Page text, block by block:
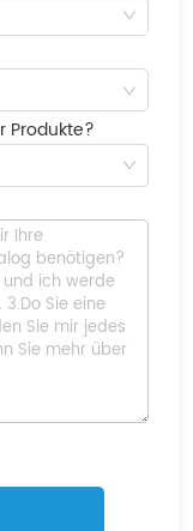
Produkte?